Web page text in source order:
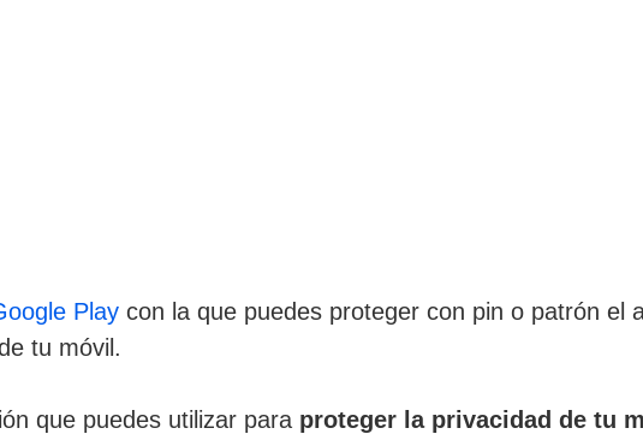
Play con la que puedes proteger con pin o patrón el
tu móvil.
que puedes utilizar para proteger la privacidad de tu